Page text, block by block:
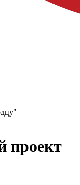
проект